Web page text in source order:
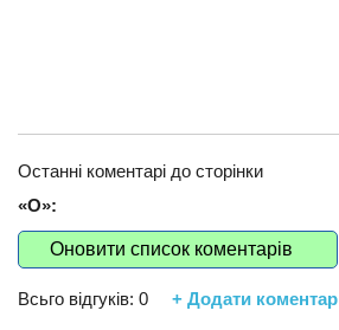
Останні коментарі до сторінки
«О»:
Оновити список коментарів
Всьго відгуків: 0 + Додати коментар